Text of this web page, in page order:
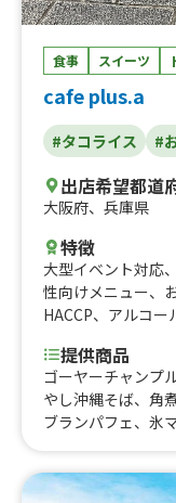
食事 スイーツ
cafe plus.a
#タコライス #
出店希望都道
大阪府、 兵庫県
特徴
大型イベント対応、
性向けメニュー、
HACCP、 アルコー
提供商品
ゴーヤーチャンプ
やし沖縄そば、角
ブランパフェ、氷
縄風炊き込みご飯
プ、ポーク卵のお